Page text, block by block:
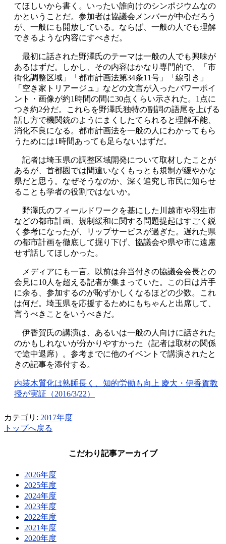
てほしいから書く。いったい誰向けのシンポジウムなの
かということだ。参加者は協議会メンバーが中心だろう
が、一般にも開放している。ならば、一般の人でも理解
できるような内容にすべきだ。
最初に話された野澤氏のテーマは一般の人でも興味が
あるはずだ。しかし、その内容はかなり専門的で、「市
街化調整区域」「都市計画法第34条11号」「線引き」
「空き家トリアージュ」などの文言が入ったパワーポイ
ント・画像が約1時間の間に30点くらい示された。1点に
つき約2分だ。これらを野澤氏独特の副詞の語尾を上げる
話し方で機関銃のようにまくしたてられると理解不能、
消化不良になる。都市計画法を一般の人にわかってもら
うためには1時間あっても足らないはずだ。
記者は埼玉県の調整区域開発について取材したことが
あるが、首都圏では間違いなくもっとも規制が緩やかな
県だと思う。なぜそうなのか、深く追究し市民に知らせ
ることも学者の役割ではないか。
野澤氏のフィールドワークを基にした川越市や羽生市
などの都市計画、規制緩和に関する問題提起はすごく鋭
く参考になったが、リップサービスが過ぎた。遅れた県
の都市計画を徹底して掘り下げ、協議会や県や市に遠慮
せず話してほしかった。
メディアにも一言。以前は弁当付きの協議会会長との
会見に10人を超える記者が集まっていた。この日は片手
に余る、参加するのが恥ずかしくなるほどの少数。これ
は何だ。埼玉県を応援するためにもちゃんと出席して、
言うべきことをいうべきだ。
伊香賀氏の講演は、あるいは一般の人向けに話された
のかもしれないが分かりやすかった（記者は取材の関係
で途中退席）。参考までに他のイベントで講演されたと
きの記事を添付する。
内装木質化は熟睡長く、知的労働も向上 慶大・伊香賀教
授が実証（2016/3/22）
カテゴリ: 2017年度
トップへ戻る
こだわり記事アーカイブ
2026年度
2025年度
2024年度
2023年度
2022年度
2021年度
2020年度